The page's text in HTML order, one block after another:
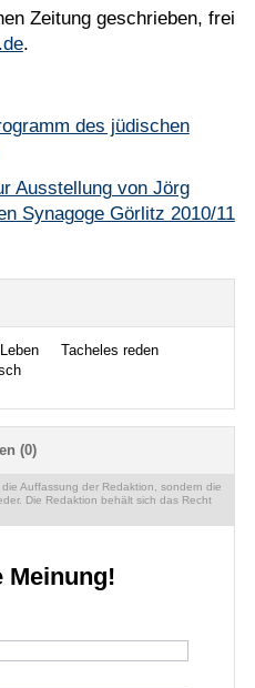
Zeitung geschrieben, frei
.
des jüdischen
Ausstellung von Jörg
Synagoge Görlitz 2010/11
Tacheles reden
(0)
Auffassung der Redaktion, sondern die
Die Redaktion behält sich das Recht
Meinung!